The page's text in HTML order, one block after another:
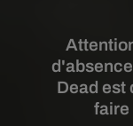
Dead est
faire